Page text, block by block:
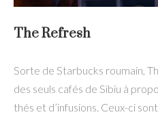
The Refresh
Sorte de Starbucks roumain,
des seuls cafés de Sibiu à
thés et d’infusions. Ceux-ci